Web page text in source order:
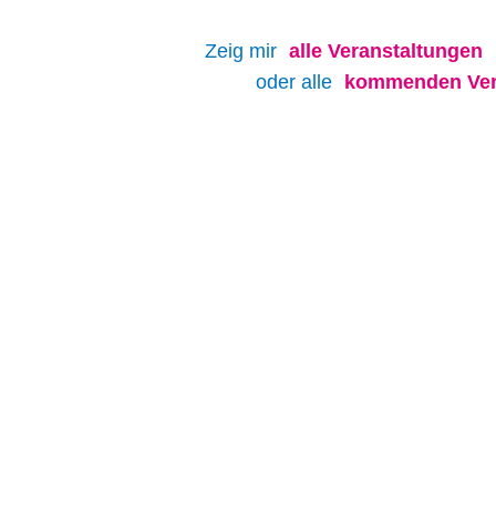
Zeig mir alle Veranstaltungen
oder alle
kommenden